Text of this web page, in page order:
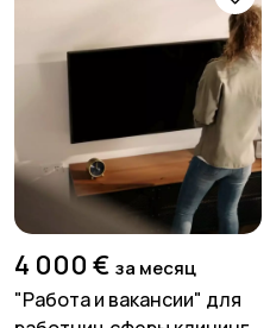
4 000 € за месяц
"Работа и вакансии" для